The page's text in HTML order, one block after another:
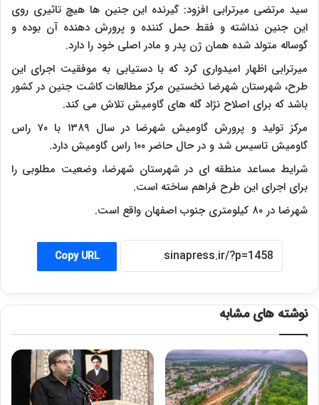
سید مرتضی میرترابی افزود: گیرنده این جنین ها هیچ تاثیری روی
این جنین نداشته و فقط حمل کننده و پرورش دهنده آن بوده و
گوساله متولد شده همان ژن پدر و مادر اصلی خود را دارد.
میرترابی اظهار امیدواری کرد که با دستیابی به موفقیت اجرای این
طرح، شهرستان شهرضا نخستین مرکز مطالعات کاشت جنین در کشور
باشد که برای اصلاح نژاد گله های گاومیش تلاش می کند.
مرکز تولید و پرورش گاومیش شهرضا در سال ۱۳۸۹ با ۷۰ راس
گاومیش تاسیس شد و در حال حاضر ۱۰۰ راس گاومیش دارد.
شرایط مساعد منطقه ای در شهرستان شهرضا، وضعیت مطلوبی را
برای اجرای این طرح فراهم ساخته است.
شهرضا در ۸۰ کیلومتری جنوب اصفهان واقع است.
Copy URL
نوشته های مشابه